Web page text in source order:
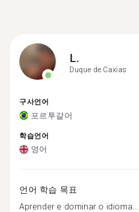
L.
Duque de Caxias
구사언어
포르투갈어
학습언어
영어
언어 학습 목표
Aprender e dominar o idioma...